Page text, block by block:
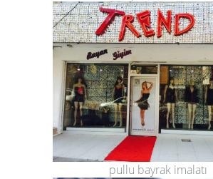
pullu bayrak imalatı